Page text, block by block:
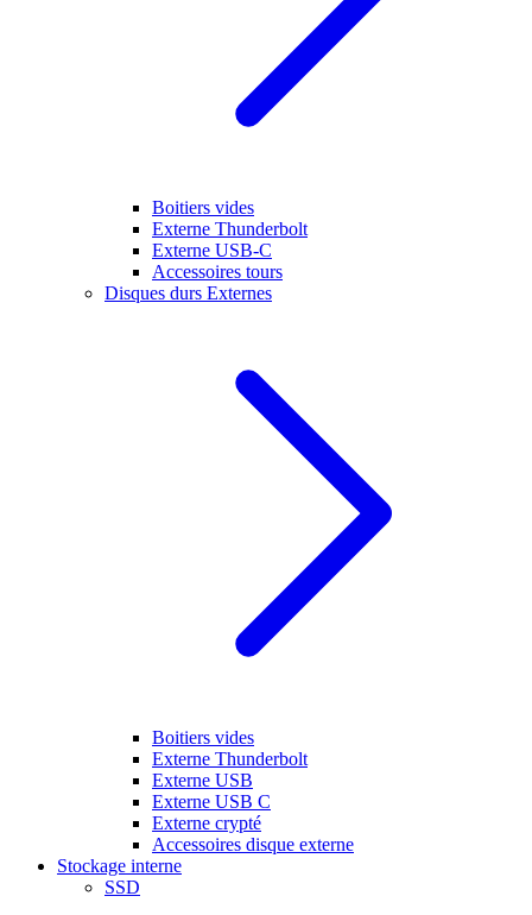
Boitiers vides
Externe Thunderbolt
Externe USB-C
Accessoires tours
Disques durs Externes
Boitiers vides
Externe Thunderbolt
Externe USB
Externe USB C
Externe crypté
Accessoires disque externe
Stockage interne
SSD